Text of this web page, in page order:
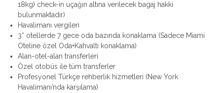
18kg) check-in uçağın altına verilecek bagaj hakki
bulunmaktadır)
Havalimanı vergileri
3* otellerde 7 gece oda bazında konaklama (Sadece Miami
Oteline özel Oda+Kahvaltı konaklama)
Alan-otel-alan transferleri
Özel otobüs ile tüm transferler
Profesyonel Türkçe rehberlik hizmetleri (New York
Havalimanı’nda karşılama)